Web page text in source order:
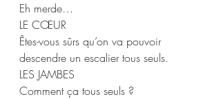
Eh merde…
LE CŒUR
Êtes-vous sûrs qu’on va pouvoir
descendre un escalier tous seuls.
LES JAMBES
Comment ça tous seuls ?